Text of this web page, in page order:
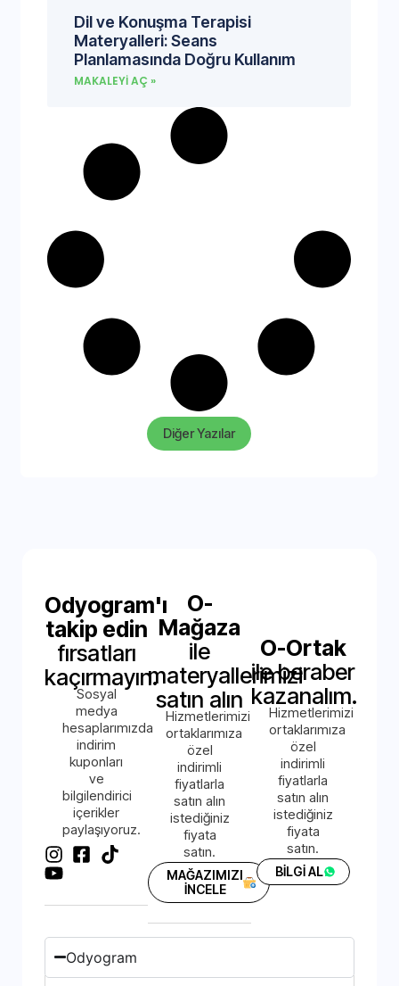
Dil ve Konuşma Terapisi
Materyalleri: Seans
Planlamasında Doğru Kullanım
MAKALEYI AÇ »
Diğer Yazılar
Odyogram'ı
takip edin
fırsatları
kaçırmayın.
Sosyal
medya
hesaplarımızda
indirim
kuponları
ve
bilgilendirici
içerikler
paylaşıyoruz.
O-
Mağaza
ile
materyallerimizi
satın alın
Hizmetlerimizi
ortaklarımıza
özel
indirimli
fiyatlarla
satın alın
istediğiniz
fiyata
satın.
MAĞAZIMIZI
İNCELE
O-Ortak
ile beraber
kazanalım.
Hizmetlerimizi
ortaklarımıza
özel
indirimli
fiyatlarla
satın alın
istediğiniz
fiyata
satın.
BİLGİ AL
Odyogram